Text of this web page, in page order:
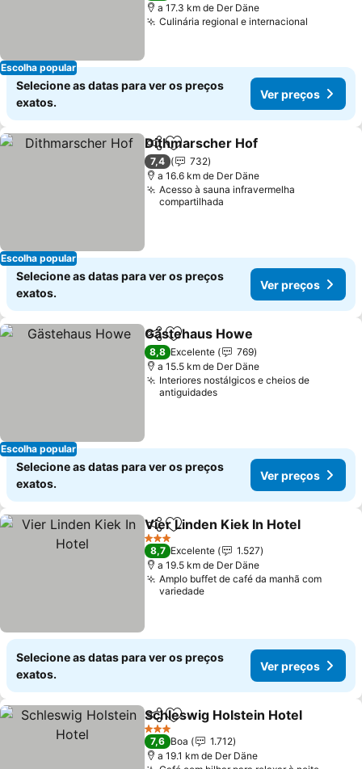
Escolha popular
a 17.3 km de Der Däne
Culinária regional e internacional
Selecione as datas para ver os preços
exatos.
Ver preços
Escolha popular
PartilharAdicionar aos favoritos
Dithmarscher Hof
7,4
732
a 16.6 km de Der Däne
Acesso à sauna infravermelha
compartilhada
Selecione as datas para ver os preços
exatos.
Ver preços
Escolha popular
PartilharAdicionar aos favoritos
Gästehaus Howe
8,8 Excelente
769
a 15.5 km de Der Däne
Interiores nostálgicos e cheios de
antiguidades
Selecione as datas para ver os preços
exatos.
Ver preços
PartilharAdicionar aos favoritos
Vier Linden Kiek In Hotel
3 Estrelas
8,7 Excelente
1.527
a 19.5 km de Der Däne
Amplo buffet de café da manhã com
variedade
Selecione as datas para ver os preços
exatos.
Ver preços
PartilharAdicionar aos favoritos
Schleswig Holstein Hotel
3 Estrelas
7,6 Boa
1.712
a 19.1 km de Der Däne